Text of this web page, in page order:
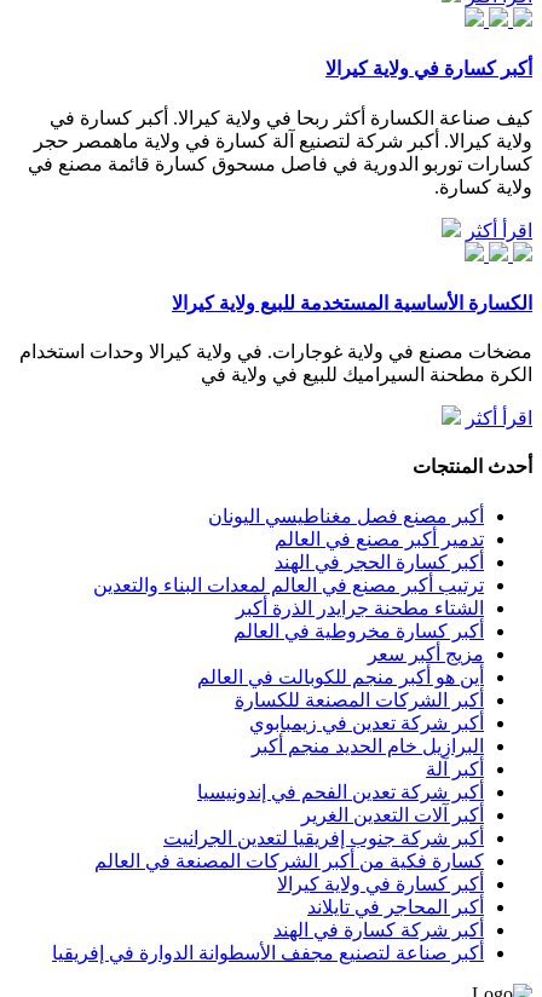
أكبر كسارة في ولاية كيرالا
كيف صناعة الكسارة أكثر ربحا في ولاية كيرالا. أكبر كسارة في
ولاية كيرالا. أكبر شركة لتصنيع آلة كسارة في ولاية ماهمصر حجر
كسارات توربو الدورية في فاصل مسحوق كسارة قائمة مصنع في
ولاية كسارة.
اقرأ أكثر
الكسارة الأساسية المستخدمة للبيع ولاية كيرالا
مضخات مصنع في ولاية غوجارات. في ولاية كيرالا وحدات استخدام
الكرة مطحنة السيراميك للبيع في ولاية في
اقرأ أكثر
أحدث المنتجات
أكبر مصنع فصل مغناطيسي اليونان
تدمير أكبر مصنع في العالم
أكبر كسارة الحجر في الهند
ترتيب أكبر مصنع في العالم لمعدات البناء والتعدين
الشتاء مطحنة جرايدر الذرة أكبر
أكبر كسارة مخروطية في العالم
مزيج أكبر سعر
أين هو أكبر منجم للكوبالت في العالم
أكبر الشركات المصنعة للكسارة
أكبر شركة تعدين في زيمبابوي
البرازيل خام الحديد منجم أكبر
أكبر آلة
أكبر شركة تعدين الفحم في إندونيسيا
أكبر آلات التعدين الغرير
أكبر شركة جنوب إفريقيا لتعدين الجرانيت
كسارة فكية من أكبر الشركات المصنعة في العالم
أكبر كسارة في ولاية كيرالا
أكبر المحاجر في تايلاند
أكبر شركة كسارة في الهند
أكبر صناعة لتصنيع مجفف الأسطوانة الدوارة في إفريقيا